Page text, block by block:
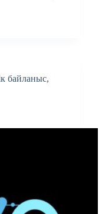
байланыс,